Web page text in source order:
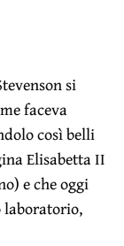
si
faceva
così belli
Elisabetta II
e che oggi